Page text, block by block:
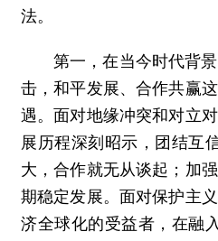
法。
第一，在当今时代背
击，和平发展、合作共赢
遇。面对地缘冲突和对立
展历程深刻昭示，团结互
大，合作就无从谈起；加
期稳定发展。面对保护主
济全球化的受益者，在融